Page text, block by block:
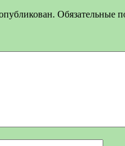
Обязательные